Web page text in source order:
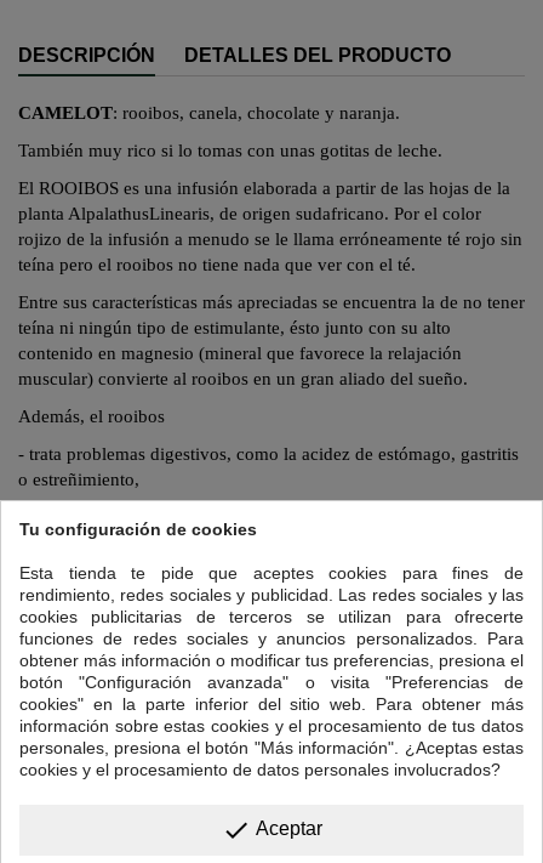
DESCRIPCIÓN DETALLES DEL PRODUCTO
CAMELOT: rooibos, canela, chocolate y naranja.
También muy rico si lo tomas con unas gotitas de leche.
El ROOIBOS es una infusión elaborada a partir de las hojas de la
planta AlpalathusLinearis, de origen sudafricano. Por el color
rojizo de la infusión a menudo se le llama erróneamente té rojo sin
teína pero el rooibos no tiene nada que ver con el té.
Entre sus características más apreciadas se encuentra la de no tener
teína ni ningún tipo de estimulante, ésto junto con su alto
contenido en magnesio (mineral que favorece la relajación
muscular) convierte al rooibos en un gran aliado del sueño.
Además, el rooibos
- trata problemas digestivos, como la acidez de estómago, gastritis
o estreñimiento,
-ayuda a eliminar de la piel eccemas, dermatitis o urticaria porque
funciona como un antihistamínico natural.
- su alto contenido en minerales (potasio, sodio, magnesio, calcio,
hierroâ¦ ) lo convierten en un magníficoremineralizanteque ayuda
a combatir el cansancio sin que afecte a conciliar el sueño.
Para preparar tu taza de Rooibos Camelot:
Cantidad: una cucharadita de postre colmada.
Temperatura del agua: 95ºC.
Tiempo de infusión: 5 a 7 minutos. A causa de su bajo contenido de
Tu configuración de cookies
Esta tienda te pide que aceptes cookies para fines de
rendimiento, redes sociales y publicidad. Las redes sociales y las
cookies publicitarias de terceros se utilizan para ofrecerte
funciones de redes sociales y anuncios personalizados. Para
obtener más información o modificar tus preferencias, presiona el
botón "Configuración avanzada" o visita "Preferencias de
cookies" en la parte inferior del sitio web. Para obtener más
información sobre estas cookies y el procesamiento de tus datos
personales, presiona el botón "Más información". ¿Aceptas estas
cookies y el procesamiento de datos personales involucrados?
done Aceptar